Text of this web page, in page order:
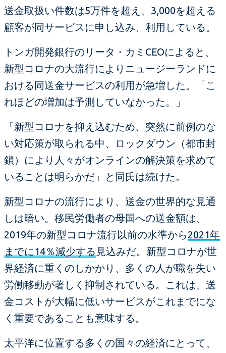
送金取扱い件数は5万件を超え、3,000を超える
顧客が同サービスに申し込み、利用している。
トンガ開発銀行のリータ・カミCEOによると、
新型コロナの大流行によりニュージーランドに
おける同送金サービスの利用が急増した。「こ
れほどの増加は予測していなかった。」
「新型コロナを抑え込むため、突然に前例のな
い対応策が取られる中、ロックダウン（都市封
鎖）により人々がオンラインの解決策を求めて
いることは明らかだ」と同氏は続けた。
新型コロナの流行により、送金の世界的な見通
しは暗い。移民労働者の母国への送金額は、
2019年の新型コロナ流行以前の水準から2021年
までに14％減少する 見込みだ。新型コロナが世
界経済に重くのしかかり、多くの人が職を失い
労働移動が著しく抑制されている。これは、送
金コストが大幅に低いサービスがこれまでにな
く重要であることも意味する。
太平洋に位置する多くの国々の経済にとって、